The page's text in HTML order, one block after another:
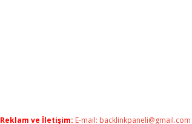
Reklam ve İletişim: E-mail: backlinkpaneli@gmail.com